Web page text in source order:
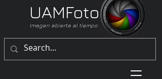
Imagen abierta al tiempo
UAMFoto